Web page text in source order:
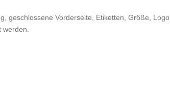
geschlossene Vorderseite, Etiketten, Größe, Logo.